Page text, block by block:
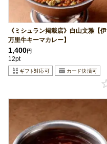
《ミシュラン掲載店》白山文雅【伊
万里牛キーマカレー】
1,400円
12pt